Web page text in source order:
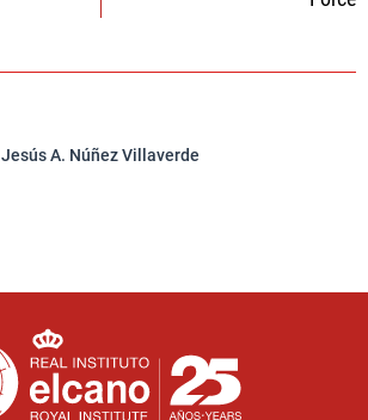
Jesús A. Núñez Villaverde